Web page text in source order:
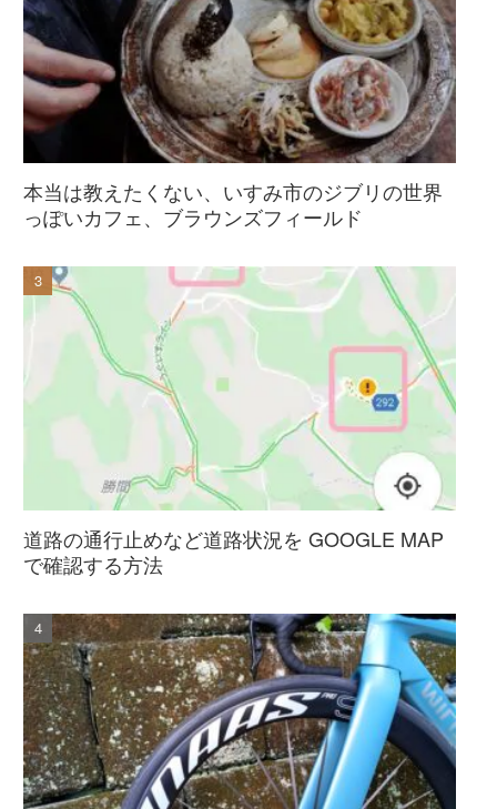
本当は教えたくない、いすみ市のジブリの世界
っぽいカフェ、ブラウンズフィールド
道路の通行止めなど道路状況を GOOGLE MAP
で確認する方法